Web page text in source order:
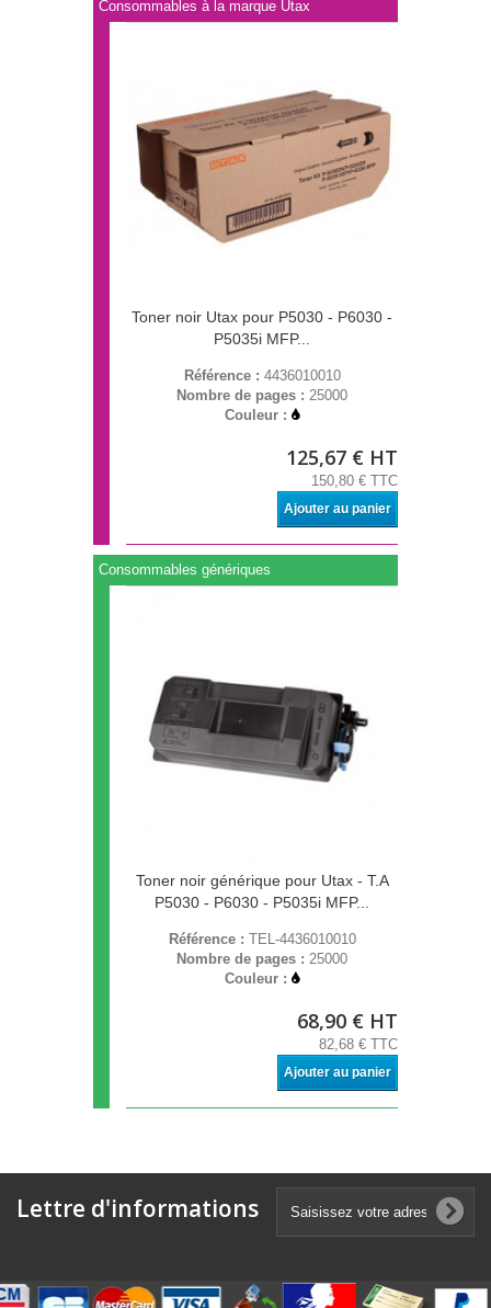
Consommables à la marque Utax
Toner noir Utax pour P5030 - P6030 -
P5035i MFP...
Référence : 4436010010
Nombre de pages : 25000
Couleur :
125,67 € HT
150,80 € TTC
Ajouter au panier
Consommables génériques
Toner noir générique pour Utax - T.A
P5030 - P6030 - P5035i MFP...
Référence : TEL-4436010010
Nombre de pages : 25000
Couleur :
68,90 € HT
82,68 € TTC
Ajouter au panier
Lettre d'informations